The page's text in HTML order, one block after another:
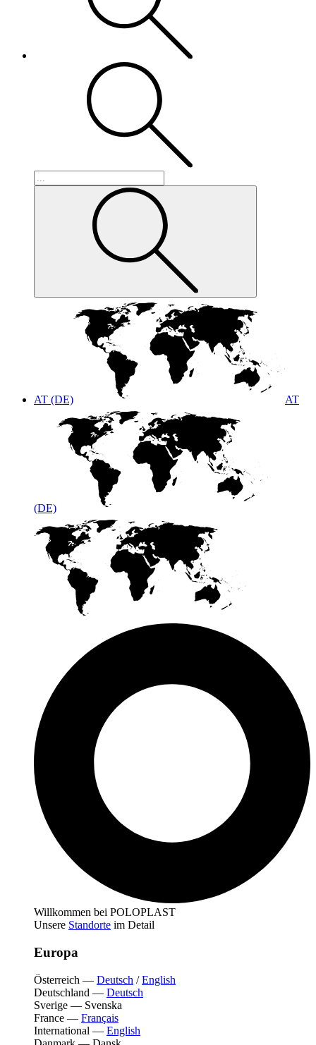
AT (DE) AT
(DE)
Willkommen bei POLOPLAST
Unsere Standorte im Detail
Europa
Österreich — Deutsch /English
Deutschland — Deutsch
Sverige — Svenska
France — Français
International — English